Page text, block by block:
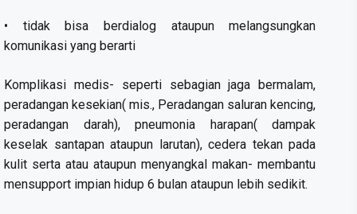
• tidak bisa berdialog ataupun melangsungkan
komunikasi yang berarti
Komplikasi medis- seperti sebagian jaga bermalam,
peradangan kesekian( mis., Peradangan saluran kencing,
peradangan darah), pneumonia harapan( dampak
keselak santapan ataupun larutan), cedera tekan pada
kulit serta atau ataupun menyangkal makan- membantu
mensupport impian hidup 6 bulan ataupun lebih sedikit.